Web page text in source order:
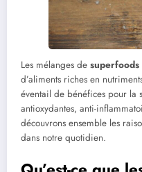
Les mélanges de superfoods
d’aliments riches en
éventail de bénéfices pour la
antioxydantes, anti-
découvrons ensemble les
dans notre quotidien.